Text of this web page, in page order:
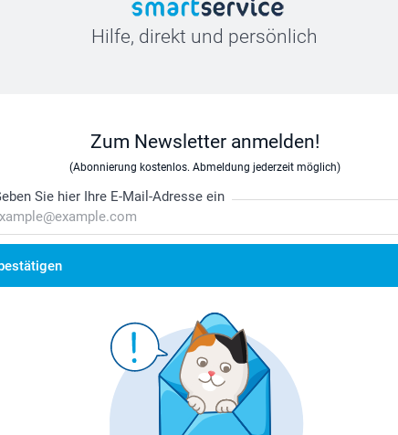
Hilfe, direkt und persönlich
Zum Newsletter anmelden!
(Abonnierung kostenlos. Abmeldung jederzeit möglich)
Sie hier Ihre E-Mail-Adresse ein